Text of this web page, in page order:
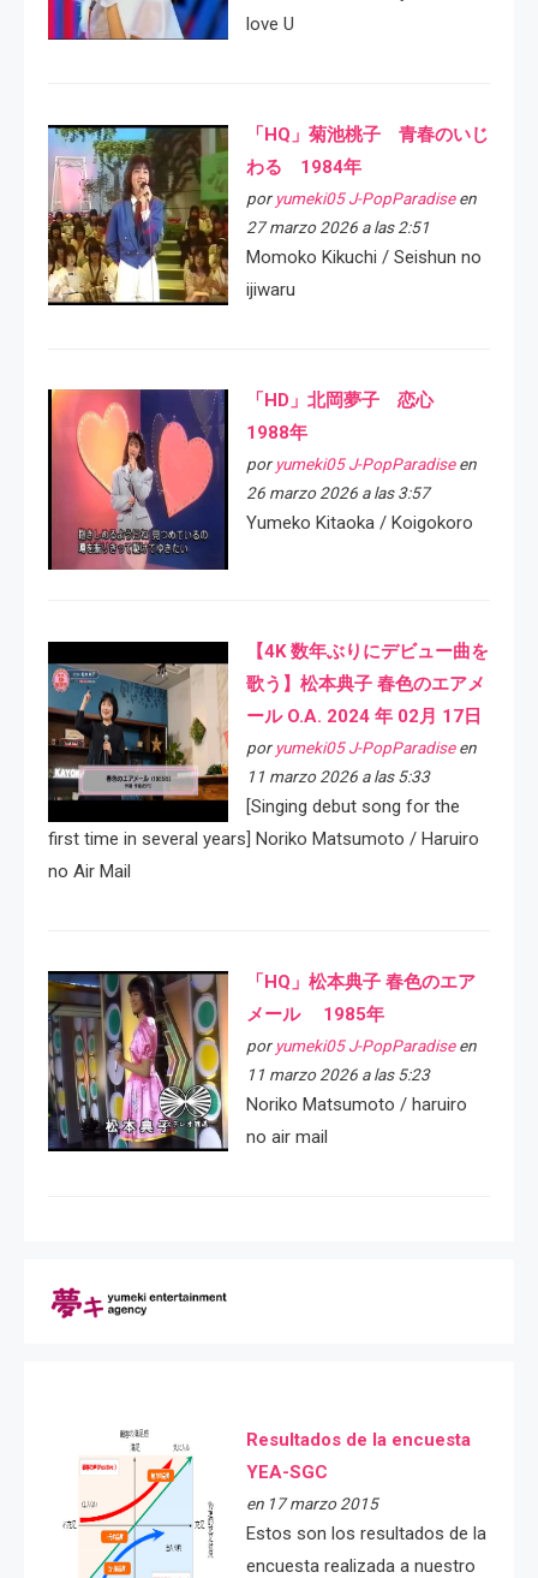
love U
「HQ」菊池桃子 青春のいじ
わる 1984年
por yumeki05 J-PopParadiseen
27 marzo 2026 a las 2:51
Momoko Kikuchi / Seishun no
ijiwaru
「HD」北岡夢子 恋心
1988年
por yumeki05 J-PopParadiseen
26 marzo 2026 a las 3:57
Yumeko Kitaoka / Koigokoro
【4K 数年ぶりにデビュー曲を
歌う】松本典子 春色のエアメ
ール O.A. 2024 年 02月 17日
por yumeki05 J-PopParadiseen
11 marzo 2026 a las 5:33
[Singing debut song for the
first time in several years] Noriko Matsumoto / Haruiro
no Air Mail
「HQ」松本典子 春色のエア
メール 1985年
por yumeki05 J-PopParadiseen
11 marzo 2026 a las 5:23
Noriko Matsumoto / haruiro
no air mail
Resultados de la encuesta
YEA-SGC
en 17 marzo 2015
Estos son los resultados de la
encuesta realizada a nuestro